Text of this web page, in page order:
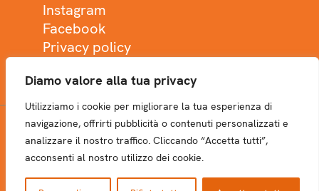
Diamo valore alla tua privacy
Utilizziamo i cookie per migliorare la tua esperienza di
navigazione, offrirti pubblicità o contenuti personalizzati e
analizzare il nostro traffico. Cliccando “Accetta tutti”,
acconsenti al nostro utilizzo dei cookie.
Instagram
Facebook
Privacy policy
NEWSLETTER